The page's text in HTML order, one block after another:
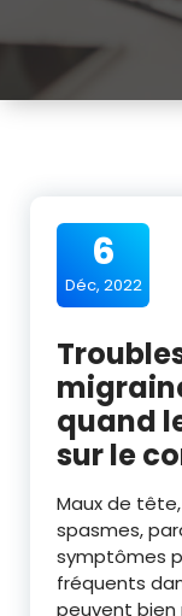
6
Déc, 2022
quand
sur le
Maux de
spasmes,
symptômes
fréquents
peuvent bien